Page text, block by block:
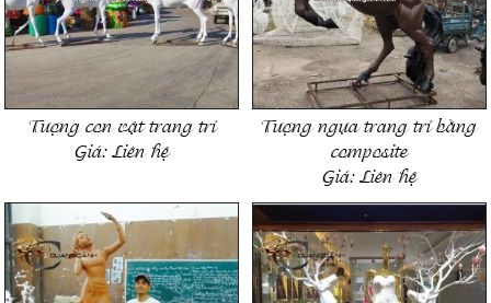
Tượng con vật trang trí
Giá:Liên hệ
Tượng ngựa trang trí bằng
composite
Giá:Liên hệ